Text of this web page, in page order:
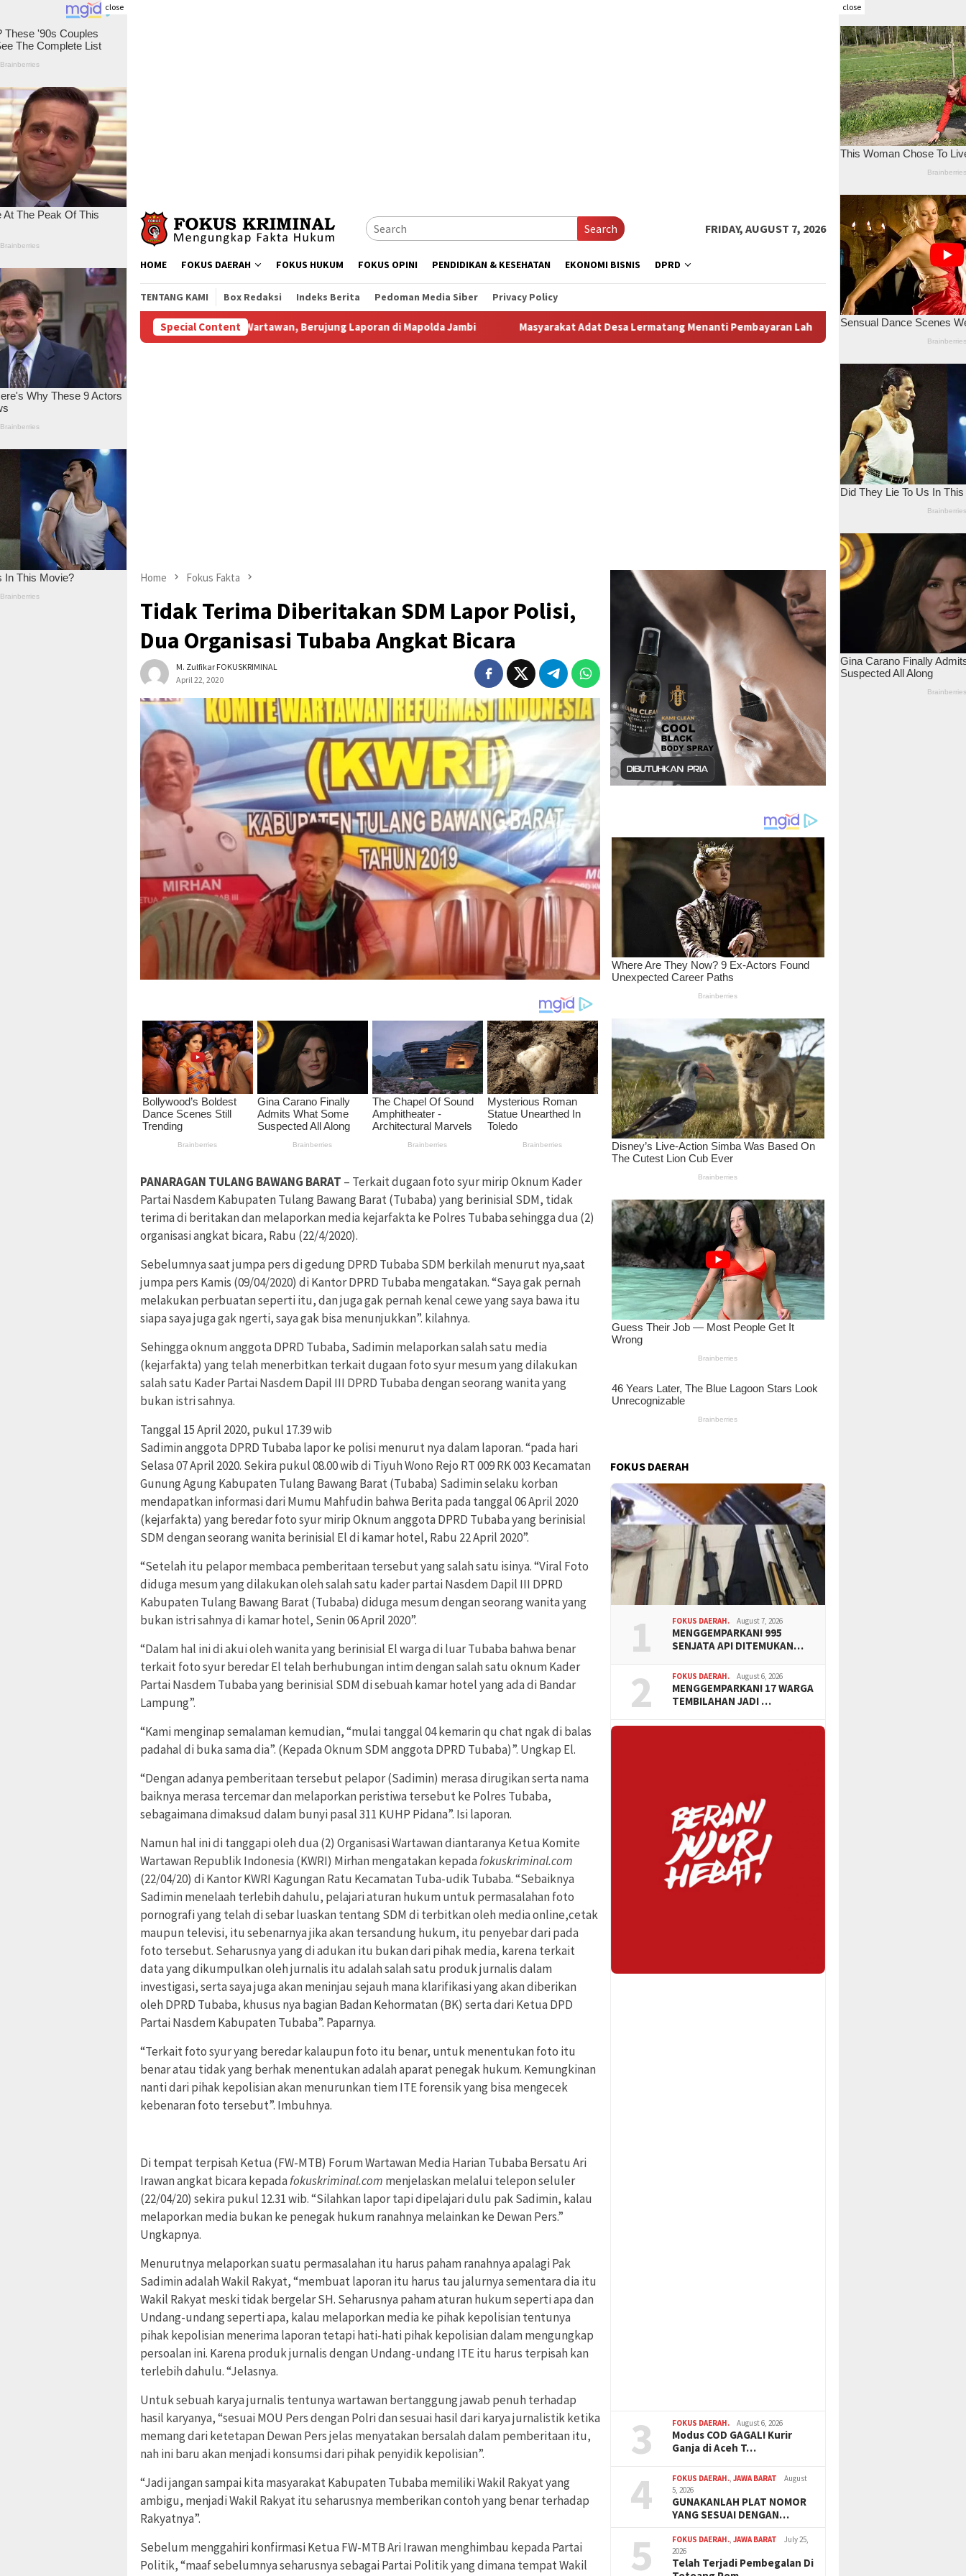
close close
Search FRIDAY, AUGUST 7, 2026
HOME FOKUS DAERAH FOKUS HUKUM FOKUS OPINI PENDIDIKAN & KESEHATAN EKONOMI BISNIS DPRD
TENTANG KAMI Box Redaksi Indeks Berita Pedoman Media Siber Privacy Policy
Special Content
Subsidi Aniaya Wartawan, Berujung Laporan di Mapolda Jambi Masyarakat Adat Desa Lermatang Menanti Pembayaran Lahan: Antara Dugaan Konspirasi dan Bayang-Bayang “Makelar
Home Fokus Fakta
Tidak Terima Diberitakan SDM Lapor Polisi,
Dua Organisasi Tubaba Angkat Bicara
M. Zulfikar FOKUSKRIMINAL
April 22, 2020
PANARAGAN TULANG BAWANG BARAT – Terkait dugaan foto syur mirip Oknum Kader
Partai Nasdem Kabupaten Tulang Bawang Barat (Tubaba) yang berinisial SDM, tidak
terima di beritakan dan melaporkan media kejarfakta ke Polres Tubaba sehingga dua (2)
organisasi angkat bicara, Rabu (22/4/2020).
Sebelumnya saat jumpa pers di gedung DPRD Tubaba SDM berkilah menurut nya,saat
jumpa pers Kamis (09/04/2020) di Kantor DPRD Tubaba mengatakan. “Saya gak pernah
melakukan perbuatan seperti itu, dan juga gak pernah kenal cewe yang saya bawa itu
siapa saya juga gak ngerti, saya gak bisa menunjukkan”. kilahnya.
Sehingga oknum anggota DPRD Tubaba, Sadimin melaporkan salah satu media
(kejarfakta) yang telah menerbitkan terkait dugaan foto syur mesum yang dilakukan
salah satu Kader Partai Nasdem Dapil III DPRD Tubaba dengan seorang wanita yang
bukan istri sahnya.
Tanggal 15 April 2020, pukul 17.39 wib
Sadimin anggota DPRD Tubaba lapor ke polisi menurut nya dalam laporan. “pada hari
Selasa 07 April 2020. Sekira pukul 08.00 wib di Tiyuh Wono Rejo RT 009 RK 003 Kecamatan
Gunung Agung Kabupaten Tulang Bawang Barat (Tubaba) Sadimin selaku korban
mendapatkan informasi dari Mumu Mahfudin bahwa Berita pada tanggal 06 April 2020
(kejarfakta) yang beredar foto syur mirip Oknum anggota DPRD Tubaba yang berinisial
SDM dengan seorang wanita berinisial El di kamar hotel, Rabu 22 April 2020”.
“Setelah itu pelapor membaca pemberitaan tersebut yang salah satu isinya. “Viral Foto
diduga mesum yang dilakukan oleh salah satu kader partai Nasdem Dapil III DPRD
Kabupaten Tulang Bawang Barat (Tubaba) diduga mesum dengan seorang wanita yang
bukan istri sahnya di kamar hotel, Senin 06 April 2020”.
“Dalam hal ini di akui oleh wanita yang berinisial El warga di luar Tubaba bahwa benar
terkait foto syur beredar El telah berhubungan intim dengan salah satu oknum Kader
Partai Nasdem Tubaba yang berinisial SDM di sebuah kamar hotel yang ada di Bandar
Lampung”.
“Kami menginap semalaman kemudian, “mulai tanggal 04 kemarin qu chat ngak di balas
padahal di buka sama dia”. (Kepada Oknum SDM anggota DPRD Tubaba)”. Ungkap El.
“Dengan adanya pemberitaan tersebut pelapor (Sadimin) merasa dirugikan serta nama
baiknya merasa tercemar dan melaporkan peristiwa tersebut ke Polres Tubaba,
sebagaimana dimaksud dalam bunyi pasal 311 KUHP Pidana”. Isi laporan.
Namun hal ini di tanggapi oleh dua (2) Organisasi Wartawan diantaranya Ketua Komite
Wartawan Republik Indonesia (KWRI) Mirhan mengatakan kepadafokuskriminal.com
(22/04/20) di Kantor KWRI Kagungan Ratu Kecamatan Tuba-udik Tubaba. “Sebaiknya
Sadimin menelaah terlebih dahulu, pelajari aturan hukum untuk permasalahan foto
pornografi yang telah di sebar luaskan tentang SDM di terbitkan oleh media online,cetak
maupun televisi, itu sebenarnya jika akan tersandung hukum, itu penyebar dari pada
foto tersebut. Seharusnya yang di adukan itu bukan dari pihak media, karena terkait
data yang dikumpulkan oleh jurnalis itu adalah salah satu produk jurnalis dalam
investigasi, serta saya juga akan meninjau sejauh mana klarifikasi yang akan diberikan
oleh DPRD Tubaba, khusus nya bagian Badan Kehormatan (BK) serta dari Ketua DPD
Partai Nasdem Kabupaten Tubaba”. Paparnya.
“Terkait foto syur yang beredar kalaupun foto itu benar, untuk menentukan foto itu
benar atau tidak yang berhak menentukan adalah aparat penegak hukum. Kemungkinan
nanti dari pihak kepolisian akan menurunkan tiem ITE forensik yang bisa mengecek
kebenaran foto tersebut”. Imbuhnya.
Di tempat terpisah Ketua (FW-MTB) Forum Wartawan Media Harian Tubaba Bersatu Ari
Irawan angkat bicara kepadafokuskriminal.com menjelaskan melalui telepon seluler
(22/04/20) sekira pukul 12.31 wib. “Silahkan lapor tapi dipelajari dulu pak Sadimin, kalau
melaporkan media bukan ke penegak hukum ranahnya melainkan ke Dewan Pers.”
Ungkapnya.
Menurutnya melaporkan suatu permasalahan itu harus paham ranahnya apalagi Pak
Sadimin adalah Wakil Rakyat, “membuat laporan itu harus tau jalurnya sementara dia itu
Wakil Rakyat meski tidak bergelar SH. Seharusnya paham aturan hukum seperti apa dan
Undang-undang seperti apa, kalau melaporkan media ke pihak kepolisian tentunya
pihak kepolisian menerima laporan tetapi hati-hati pihak kepolisian dalam mengungkap
persoalan ini. Karena produk jurnalis dengan Undang-undang ITE itu harus terpisah kan
terlebih dahulu. “Jelasnya.
Untuk sebuah karya jurnalis tentunya wartawan bertanggung jawab penuh terhadap
hasil karyanya, “sesuai MOU Pers dengan Polri dan sesuai hasil dari karya jurnalistik ketika
memang dari ketetapan Dewan Pers jelas menyatakan bersalah dalam pemberitaan itu,
nah ini baru akan menjadi konsumsi dari pihak penyidik kepolisian”.
“Jadi jangan sampai kita masyarakat Kabupaten Tubaba memiliki Wakil Rakyat yang
ambigu, menjadi Wakil Rakyat itu seharusnya memberikan contoh yang benar terhadap
Rakyatnya”.
Sebelum menggahiri konfirmasi Ketua FW-MTB Ari Irawan menghimbau kepada Partai
Politik, “maaf sebelumnya seharusnya sebagai Partai Politik yang dimana tempat Wakil
FOKUS DAERAH
1 FOKUS DAERAH. August 7, 2026
MENGGEMPARKAN! 995
SENJATA API DITEMUKAN…
2 FOKUS DAERAH. August 6, 2026
MENGGEMPARKAN! 17 WARGA
TEMBILAHAN JADI …
3 FOKUS DAERAH. August 6, 2026
Modus COD GAGAL! Kurir
Ganja di Aceh T…
4 FOKUS DAERAH. ,JAWA BARAT
August
5, 2026
GUNAKANLAH PLAT NOMOR
YANG SESUAI DENGAN…
5 FOKUS DAERAH. ,JAWA BARAT
July 25,
2026
Telah Terjadi Pembegalan Di